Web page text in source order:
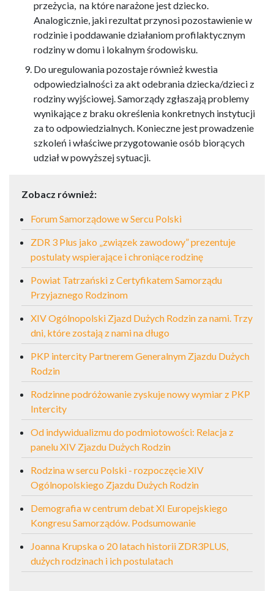
przeżycia, na które narażone jest dziecko.
Analogicznie, jaki rezultat przynosi pozostawienie w
rodzinie i poddawanie działaniom profilaktycznym
rodziny w domu i lokalnym środowisku.
Do uregulowania pozostaje również kwestia
odpowiedzialności za akt odebrania dziecka/dzieci z
rodziny wyjściowej. Samorządy zgłaszają problemy
wynikające z braku określenia konkretnych instytucji
za to odpowiedzialnych. Konieczne jest prowadzenie
szkoleń i właściwe przygotowanie osób biorących
udział w powyższej sytuacji.
Zobacz również:
Forum Samorządowe w Sercu Polski
ZDR 3 Plus jako „związek zawodowy” prezentuje
postulaty wspierające i chroniące rodzinę
Powiat Tatrzański z Certyfikatem Samorządu
Przyjaznego Rodzinom
XIV Ogólnopolski Zjazd Dużych Rodzin za nami. Trzy
dni, które zostają z nami na długo
PKP intercity Partnerem Generalnym Zjazdu Dużych
Rodzin
Rodzinne podróżowanie zyskuje nowy wymiar z PKP
Intercity
Od indywidualizmu do podmiotowości: Relacja z
panelu XIV Zjazdu Dużych Rodzin
Rodzina w sercu Polski - rozpoczęcie XIV
Ogólnopolskiego Zjazdu Dużych Rodzin
Demografia w centrum debat XI Europejskiego
Kongresu Samorządów. Podsumowanie
Joanna Krupska o 20 latach historii ZDR3PLUS,
dużych rodzinach i ich postulatach